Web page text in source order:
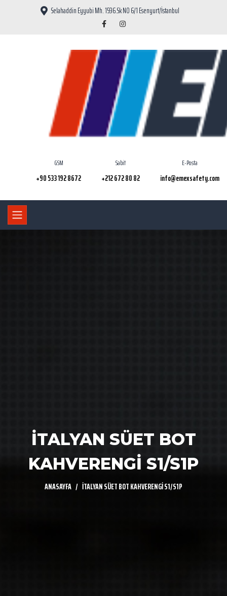
Selahaddin Eyyubi Mh. 1596.Sk NO 6/1 Esenyurt/İstanbul
GSM
+90 533 192 8672
Sabit
+212 672 80 82
E-Posta
info@emexsafety.com
İTALYAN SÜET BOT
KAHVERENGİ S1/S1P
ANASAYFA İTALYAN SÜET BOT KAHVERENGİ S1/S1P